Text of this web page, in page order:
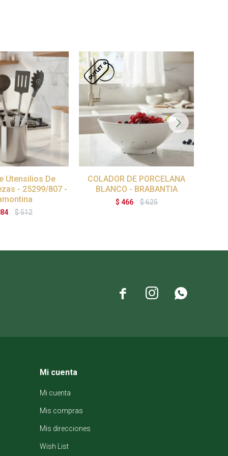
Utensilios De
- 25299/807 -
$512
COLADOR DE PORCELANA
BLANCO - BRABANTIA
$ 466 $625
  
Mi cuenta
Mi cuenta
Mis compras
Mis direcciones
Wish List